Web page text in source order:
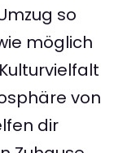
so
möglich
von
dir